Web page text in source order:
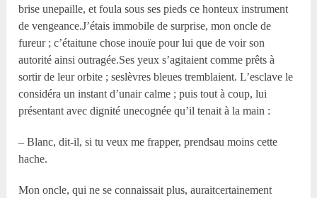
brise unepaille, et foula sous ses pieds ce honteux instrument
de vengeance.J’étais immobile de surprise, mon oncle de
fureur ; c’étaitune chose inouïe pour lui que de voir son
autorité ainsi outragée.Ses yeux s’agitaient comme prêts à
sortir de leur orbite ; seslèvres bleues tremblaient. L’esclave le
considéra un instant d’unair calme ; puis tout à coup, lui
présentant avec dignité unecognée qu’il tenait à la main :
– Blanc, dit-il, si tu veux me frapper, prendsau moins cette
hache.
Mon oncle, qui ne se connaissait plus, auraitcertainement